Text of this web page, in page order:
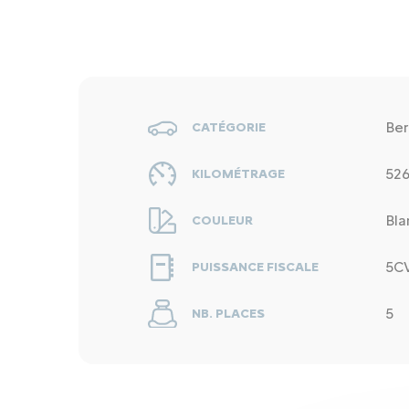
CATÉGORIE
KILOMÉTRAGE
COULEUR
PUISSANCE FISCALE
NB. PLACES 5